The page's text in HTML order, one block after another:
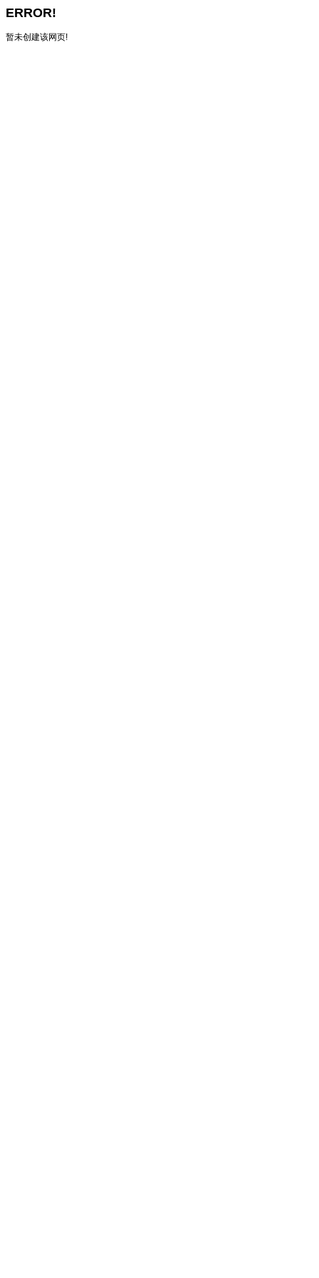
ERROR!
暂未创建该网页!